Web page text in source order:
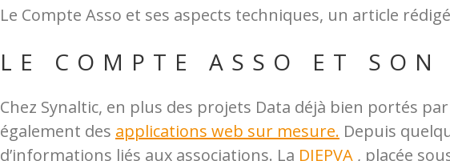
Le Compte Asso et ses aspects techniques, un article
LE COMPTE ASSO ET
Chez Synaltic, en plus des projets Data déjà bien portés
également des applications web sur mesure. Depuis
d’informations liés aux associations. La DJEPVA , placée